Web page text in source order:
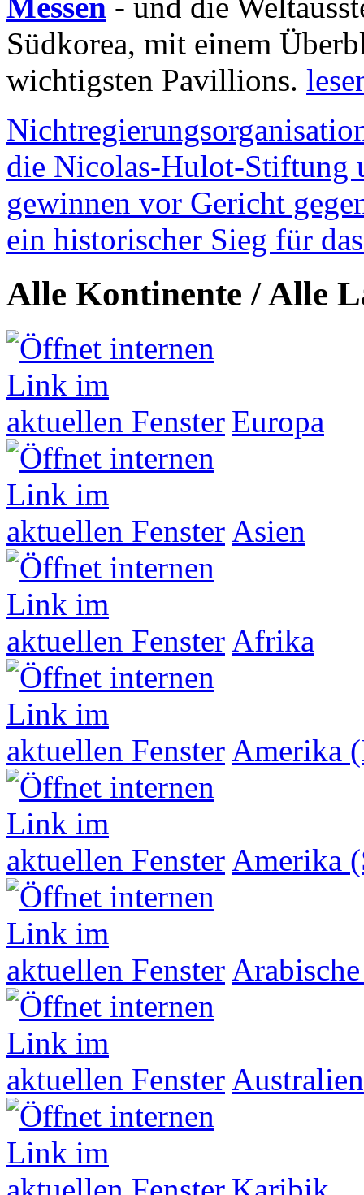
Messen - und die
Südkorea, mit einem
wichtigsten Pavillions.
die Nicolas-Hulot-Stiftung
gewinnen vor Gericht
ein historischer Sieg für
Alle Kontinente / Alle
Europa
Asien
Afrika
Amerika
Amerika
Australien